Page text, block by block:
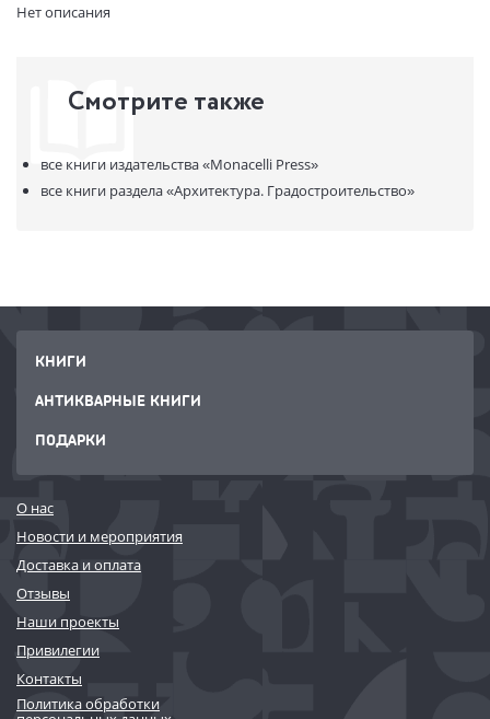
Код товара:
В продаже с:
23.03.2023
Нет описания
Смотрите также
все книги издательства«Monacelli Press»
все книги раздела«Архитектура. Градостроительство»
КНИГИ
АНТИКВАРНЫЕ КНИГИ
ПОДАРКИ
О нас
Новости и мероприятия
Доставка и оплата
Отзывы
Наши проекты
Привилегии
Контакты
Политика обработки